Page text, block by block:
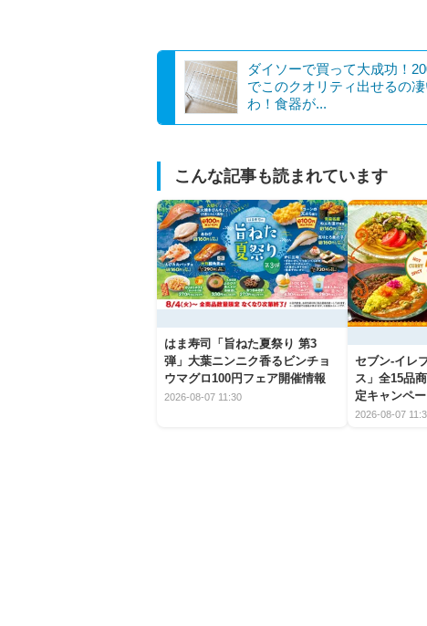
ダイソーで買って大成功！
でこのクオリティ出せるの凄
わ！食器が...
こんな記事も読まれています
はま寿司「旨ねた夏祭り 第3
弾」大葉ニンニク香るビンチョ
ウマグロ100円フェア開催情報
2026-08-07 11:30
セブン‐イレ
ス」全15品
定キャンペ
2026-08-07